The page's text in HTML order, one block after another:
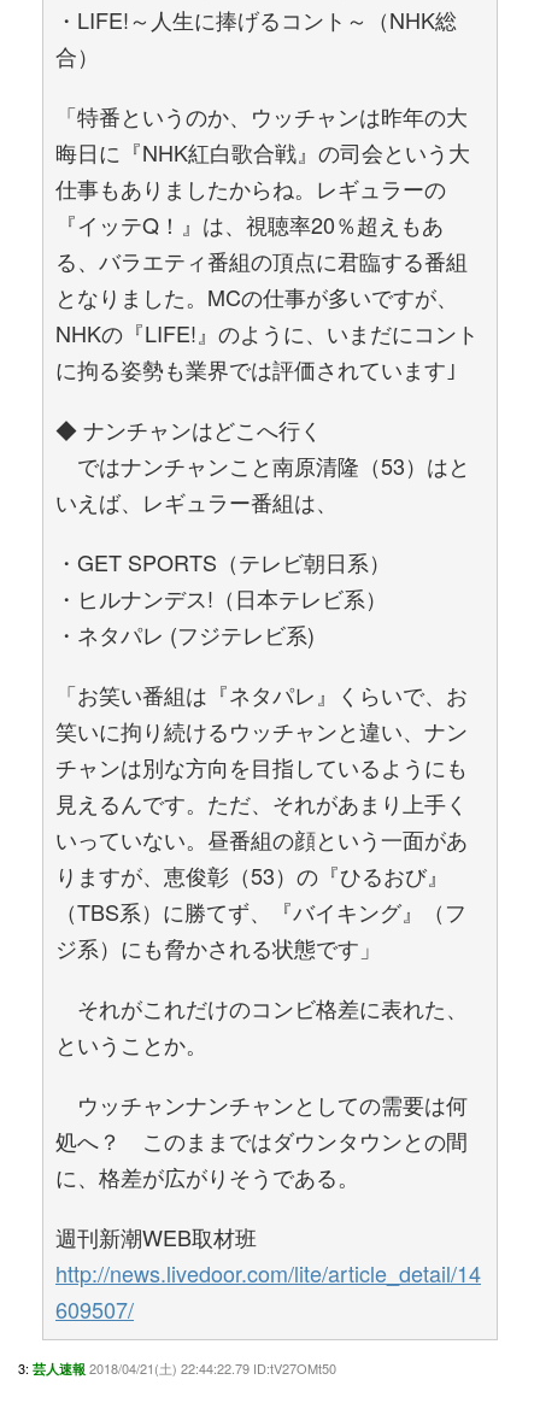
・LIFE!～人生に捧げるコント～（NHK総
合）
「特番というのか、ウッチャンは昨年の大
晦日に『NHK紅白歌合戦』の司会という大
仕事もありましたからね。レギュラーの
『イッテQ！』は、視聴率20％超えもあ
る、バラエティ番組の頂点に君臨する番組
となりました。MCの仕事が多いですが、
NHKの『LIFE!』のように、いまだにコント
に拘る姿勢も業界では評価されています｣
◆ ナンチャンはどこへ行く
ではナンチャンこと南原清隆（53）はと
いえば、レギュラー番組は、
・GET SPORTS（テレビ朝日系）
・ヒルナンデス!（日本テレビ系）
・ネタパレ (フジテレビ系)
「お笑い番組は『ネタパレ』くらいで、お
笑いに拘り続けるウッチャンと違い、ナン
チャンは別な方向を目指しているようにも
見えるんです。ただ、それがあまり上手く
いっていない。昼番組の顔という一面があ
りますが、恵俊彰（53）の『ひるおび』
（TBS系）に勝てず、『バイキング』（フ
ジ系）にも脅かされる状態です」
それがこれだけのコンビ格差に表れた、
ということか。
ウッチャンナンチャンとしての需要は何
処へ？ このままではダウンタウンとの間
に、格差が広がりそうである。
週刊新潮WEB取材班
http://news.livedoor.com/lite/article_detail/14
609507/
3: 芸人速報 2018/04/21(土) 22:44:22.79 ID:tV27OMt50